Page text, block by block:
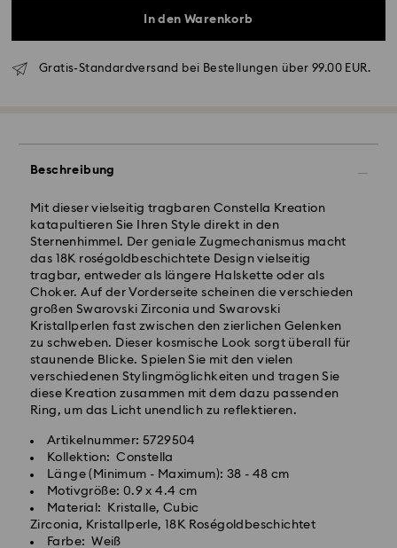
In den Warenkorb
Gratis-Standardversand bei Bestellungen über 99.00 EUR.
Beschreibung
Mit dieser vielseitig tragbaren Constella Kreation
katapultieren Sie Ihren Style direkt in den
Sternenhimmel. Der geniale Zugmechanismus macht
das 18K roségoldbeschichtete Design vielseitig
tragbar, entweder als längere Halskette oder als
Choker. Auf der Vorderseite scheinen die verschieden
großen Swarovski Zirconia und Swarovski
Kristallperlen fast zwischen den zierlichen Gelenken
zu schweben. Dieser kosmische Look sorgt überall für
staunende Blicke. Spielen Sie mit den vielen
verschiedenen Stylingmöglichkeiten und tragen Sie
diese Kreation zusammen mit dem dazu passenden
Ring, um das Licht unendlich zu reflektieren.
Artikelnummer: 5729504
Kollektion: Constella
Länge (Minimum - Maximum): 38 - 48 cm
Motivgröße: 0.9 x 4.4 cm
Material: Kristalle, Cubic
Zirconia, Kristallperle, 18K Roségoldbeschichtet
Farbe: Weiß
Bestellungen, die montags bis freitags bis spätestens
10:00 Uhr MEZ eingehen, werden am gleichen
Werktag bearbeitet und versendet.
Lieferzeit bei Standardversand: 2 Werktag nach
Bearbeitung und Versand
Standard Versandkosten: EUR 6.95
Kostenloser Standardversand bei einem Einkauf über:
EUR 99
Expressversand - FedEx
14:30 Uhr MEZ eingehen, werden am gleichen
Werktag bearbeitet und versendet.
Lieferzeit bei Expressversand: 1 Werktag nach
Bearbeitung und Versand
Express Versandkosten: EUR 17.50
besondere Achtsamkeit erfordert und gemäß den
folgenden Pflegehinweisen zu behandeln ist. Um Ihr
Swarovski Produkt lange schön zu halten, beachten
Sie bitte Folgendes:
Schmuck & Uhren:
Bewahren Sie Ihren Schmuck in der